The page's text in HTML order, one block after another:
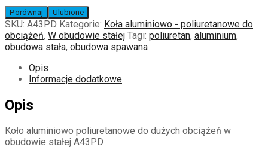
Porównaj Ulubione
SKU: A43PD Kategorie: Koła aluminiowo - poliuretanowe do
obciążeń, W obudowie stałej Tagi: poliuretan, aluminium,
obudowa stała, obudowa spawana
Opis
Informacje dodatkowe
Opis
Koło aluminiowo poliuretanowe do dużych obciążeń w
obudowie stałej A43PD